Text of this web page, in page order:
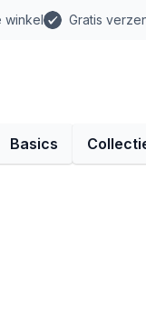
winkel Gratis
Basics